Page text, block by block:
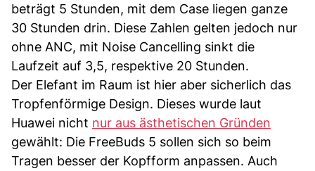
beträgt 5 Stunden, mit dem Case liegen ganze
30 Stunden drin. Diese Zahlen gelten jedoch nur
ohne ANC, mit Noise Cancelling sinkt die
Laufzeit auf 3,5, respektive 20 Stunden.
Der Elefant im Raum ist hier aber sicherlich das
Tropfenförmige Design. Dieses wurde laut
Huawei nicht nur aus ästhetischen Gründen
gewählt: Die FreeBuds 5 sollen sich so beim
Tragen besser der Kopfform anpassen. Auch